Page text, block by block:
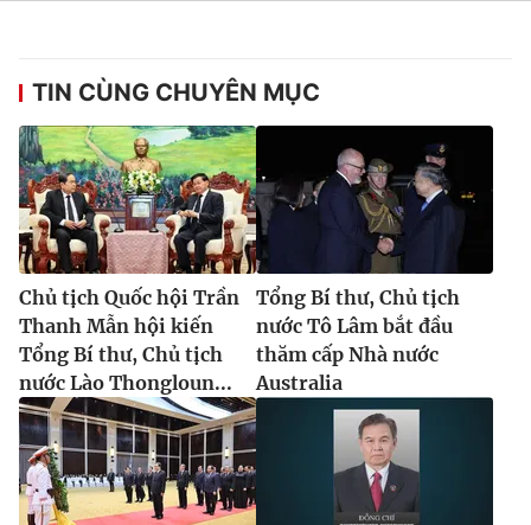
® Cấm sao chép dưới mọi hình thức nếu không có sự chấp
thuận bằng văn bản. Ghi rõ nguồn VTV.vn khi phát hành lại
thông tin từ website này.
TIN CÙNG CHUYÊN MỤC
Chủ tịch Quốc hội Trần
Thanh Mẫn hội kiến
Tổng Bí thư, Chủ tịch
nước Lào Thongloun...
Tổng Bí thư, Chủ tịch
nước Tô Lâm bắt đầu
thăm cấp Nhà nước
Australia